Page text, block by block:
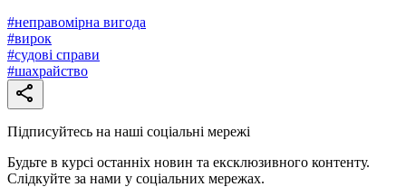
#неправомірна вигода
#вирок
#судові справи
#шахрайство
Підписуйтесь на наші соціальні мережі
Будьте в курсі останніх новин та ексклюзивного контенту.
Слідкуйте за нами у соціальних мережах.